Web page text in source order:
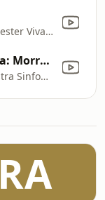
Patricia Janečková, Orchester Viva Musica! & Oskar Rozsa
Un ballo in maschera: Morrò, Ma Prima in Grazia
Riccardo Chailly, Orchestra Sinfonica di Milano Giuseppe Verdi, Angela Gheorghiu & Shana Downes
RA